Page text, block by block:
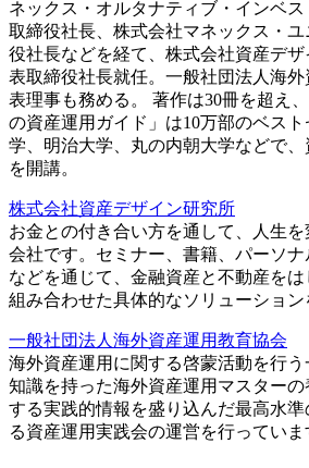
ネックス・オルタナティブ・インベ
取締役社長、株式会社マネックス・
役社長などを経て、株式会社資産デ
表取締役社長就任。一般社団法人海
表理事も務める。 著作は30冊を超え
の資産運用ガイド」は10万部のベス
学、明治大学、丸の内朝大学などで
を開講。
株式会社資産デザイン研究所
お金との付き合い方を通して、人生
会社です。セミナー、書籍、パーソ
などを通じて、金融資産と不動産を
組み合わせた具体的なソリューション
一般社団法人海外資産運用教育協会
海外資産運用に関する啓蒙活動を行
知識を持った海外資産運用マスター
する実践的情報を盛り込んだ最高水
る資産運用実践会の運営を行っていま